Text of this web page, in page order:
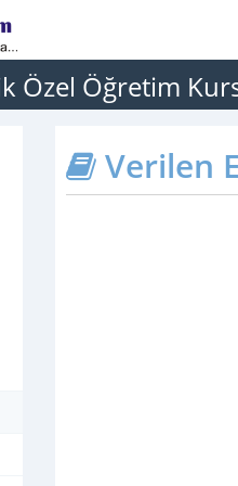
Özel Öğretim
Verilen